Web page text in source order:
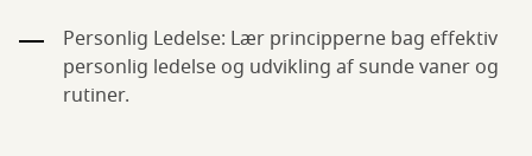
Personlig Ledelse: Lær principperne bag effektiv
personlig ledelse og udvikling af sunde vaner og
rutiner.